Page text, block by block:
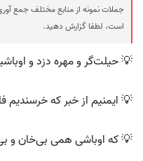
جملات نمونه از منابع مختلف جمع
است، لطفا گزارش دهید.
💡 حیلت‌گر و مهره دزد و
💡 ایمنیم از خبر که خرسندیم
💡 که اوباشی همی بی‌خان و